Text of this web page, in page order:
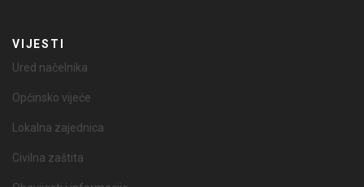
VIJESTI
Ured načelnika
Općinsko vijeće
Lokalna zajednica
Civilna zaštita